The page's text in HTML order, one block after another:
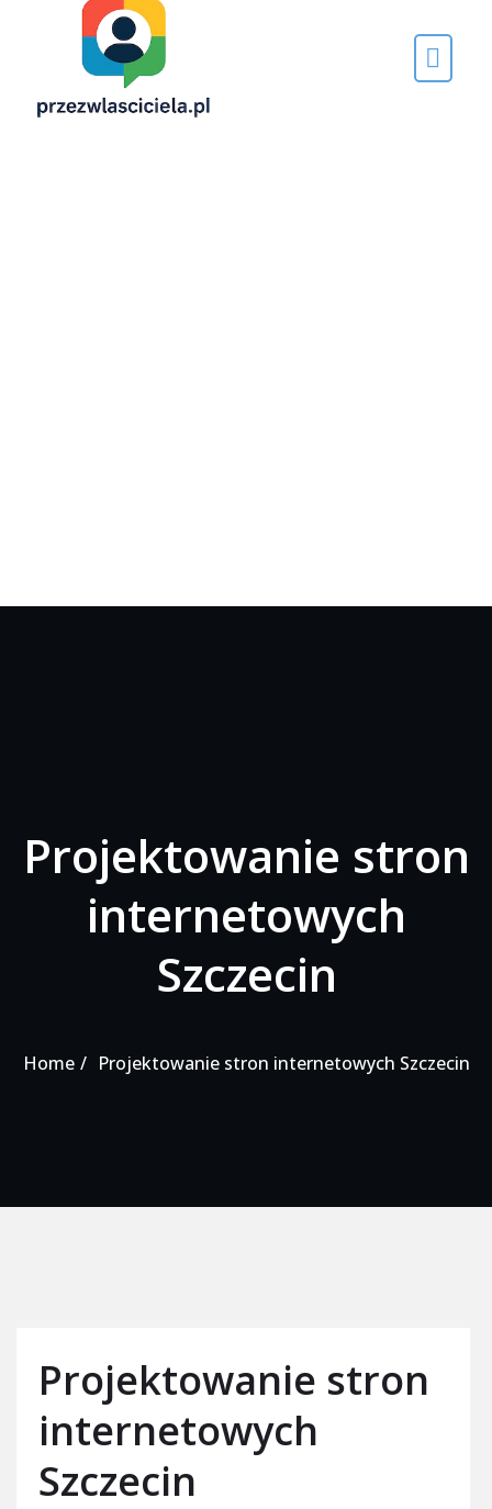
Projektowanie stron
internetowych
Szczecin
Home Projektowanie stron internetowych Szczecin
Projektowanie stron
internetowych
Szczecin